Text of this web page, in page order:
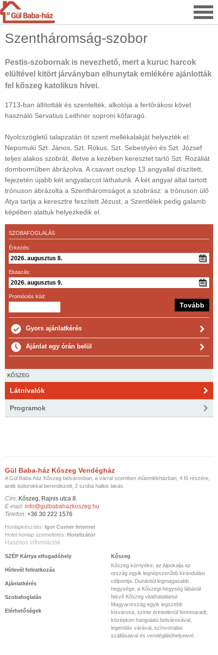
Szentháromság-szobor
Pestis-szobornak is nevezhető, mert a kuruc harcok
elültével kitört járványban elhunytak emlékére ajánlották
fel kőszeg katolikus hívei.
1713-ban állították és szentelték, alkotója a fertőrákosi követ
használó Servatius Leithner soproni kőfaragó.
Nyolcszögletű talapzatán öt szent mellékalakját helyezték el:
Nepomuki Szt. János, Szt. Rókus, Szt. Sebestyén és Szt. József
teljes alakos szobrát, illetve a kezében keresztet tartó Szt. Rozáliát
domborműben ábrázolva. A csavart oszlop 13 angyallal díszített,
fejezetén újabb két angyalarcot láthatunk. A két angyal által tartott
trónuson ábrázolta a Szentháromságot a szobrász: a trónuson ülő
Atya tartja a keresztre feszített Jézust, a Szentlélek pedig galamb
képében alattuk helyezkedik el.
SZOBAFOGLALÁS
Érkezés:
Elutazás:
Promóciós kód:
Gyors ajánlatkérés
Ajánlat egy órán belül
KŐSZEG
Látnivalók
Programok
Gül Baba-ház Kőszeg Vendégház
A Gül Baba-ház Kőszeg belvárosban, a várral szemben műemlékházban, 4 fő részére,
antik bútorokkal berendezett, 2 szoba hallos lakás.
Cím: Kőszeg, Rajnis utca 8.
E-mail: info@gulbabahazkoszeg.hu
Telefon: +36 30 222 1576
Honlapkészítés: Igor Corner Internet
Hotel honlap üzemeltetés: Hotelizátor
Hasznos információk
SZÉP Kártya elfogadóhely
Hírlevél feliratkozás
Ajánlatkérés
Szobafoglalás
Elérhetőségek
Kőszeg
Kőszeg környéke, az Alpokalja az
ország egyik legnépszerűbb kirándulási
célpontja. Dunántúl legmagasabb
hegysége, a Kőszegi-hegység lábánál
fekvő Kőszeg vitathatatlanul
Magyarország egyik legszebb
kisvárosa, szinte érintetlenül fennmaradt,
középkori hangulatú belvárosával,
legendás várával, színvonalas
szállásaival és vendéglátóhelyeivel.